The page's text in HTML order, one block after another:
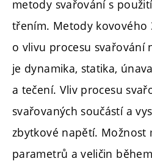
metody svařování s
třením. Metody kovového
o vlivu procesu svařování
je dynamika, statika,
a tečení. Vliv procesu
svařovaných součástí a
zbytkové napětí. Možnost
parametrů a veličin